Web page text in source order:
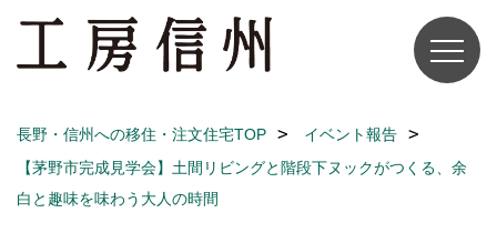
長野・信州への移住・注文住宅TOP
イベント報告
【茅野市完成見学会】土間リビングと階段下ヌックがつくる、余
白と趣味を味わう大人の時間